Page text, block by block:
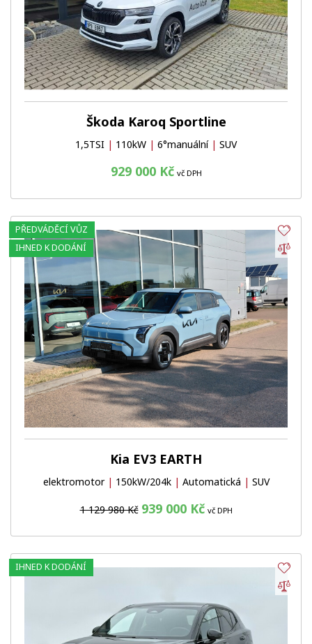
Škoda Karoq Sportline
1,5TSI | 110kW | 6°manuální | SUV
929 000 Kč vč DPH
Kia EV3 EARTH
elektromotor | 150kW/204k | Automatická | SUV
1 129 980 Kč 939 000 Kč vč DPH
PŘEDVÁDĚCÍ VŮZ
IHNED K DODÁNÍ
IHNED K DODÁNÍ